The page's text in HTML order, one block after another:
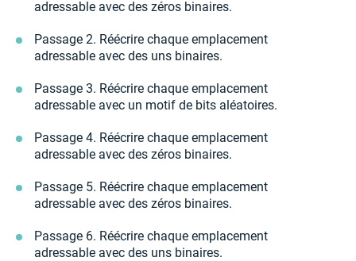
adressable avec des zéros binaires.
Passage 2. Réécrire chaque emplacement
adressable avec des uns binaires.
Passage 3. Réécrire chaque emplacement
adressable avec un motif de bits aléatoires.
Passage 4. Réécrire chaque emplacement
adressable avec des zéros binaires.
Passage 5. Réécrire chaque emplacement
adressable avec des zéros binaires.
Passage 6. Réécrire chaque emplacement
adressable avec des uns binaires.